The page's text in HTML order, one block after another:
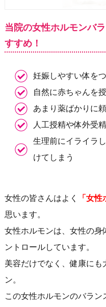
当院の女性ホルモンバ
すすめ！
妊娠しやすい体を
自然に赤ちゃんを
あまり薬ばかりに
人工授精や体外受
生理前にイライラ
けてしまう
女性の皆さんはよく 「女性
思います。
女性ホルモンは、女性の身
ントロールしています。
美容だけでなく、健康に
ン。
この女性ホルモンのバラ